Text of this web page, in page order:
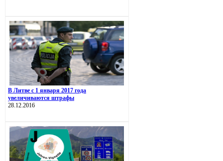
В Литве с 1 января 2017 года
увеличиваются штрафы
28.12.2016